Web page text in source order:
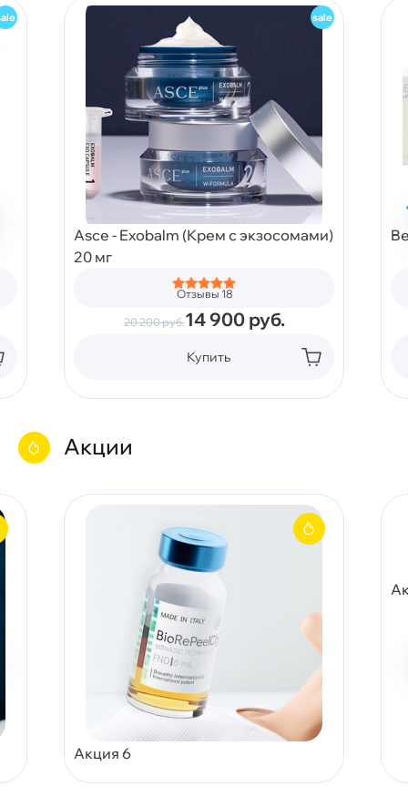
Asce - Exobalm (Крем с экзосомами)
20 мг
Отзывы 18
20 200руб.14 900 руб.
Купить
Акции
Акция 6